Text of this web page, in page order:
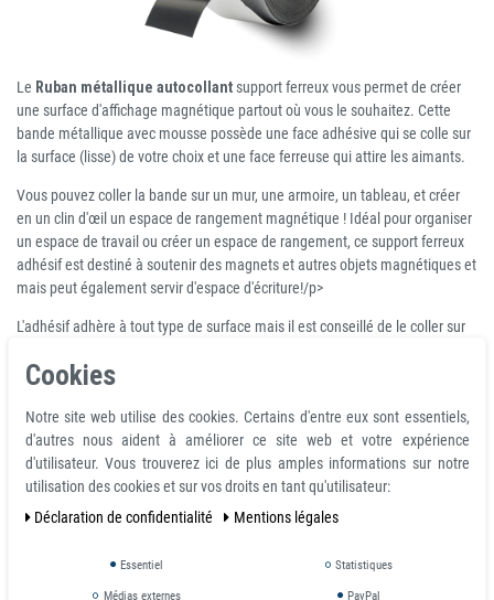
Le Ruban métallique autocollant support ferreux vous permet de créer
une surface d'affichage magnétique partout où vous le souhaitez. Cette
bande métallique avec mousse possède une face adhésive qui se colle sur
la surface (lisse) de votre choix et une face ferreuse qui attire les aimants.
Vous pouvez coller la bande sur un mur, une armoire, un tableau, et créer
en un clin d'œil un espace de rangement magnétique ! Idéal pour organiser
un espace de travail ou créer un espace de rangement, ce support ferreux
adhésif est destiné à soutenir des magnets et autres objets magnétiques et
mais peut également servir d'espace d'écriture!/p>
L'adhésif adhère à tout type de surface mais il est conseillé de le coller sur
Caractéristiques du produit
Bande Métallique Adhésive marron 30 mm x 5 m au mètre - apprêt pour
aimants
Finition: Marron uni, autocollant
Longueur: 5 m
Cookies
Notre site web utilise des cookies. Certains d'entre eux sont essentiels,
d'autres nous aident à améliorer ce site web et votre expérience
d'utilisateur. Vous trouverez ici de plus amples informations sur notre
utilisation des cookies et sur vos droits en tant qu'utilisateur:
Déclaration de confidentialité
Mentions légales
Essentiel Statistiques
Médias externes PayPal